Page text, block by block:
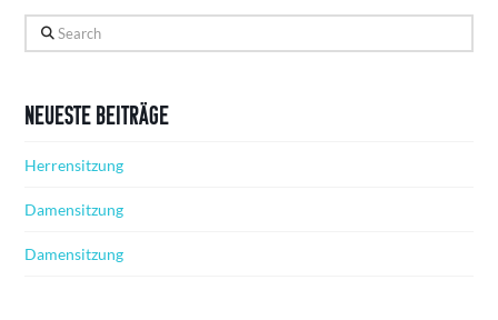
Search
Neueste Beiträge
Herrensitzung
Damensitzung
Damensitzung